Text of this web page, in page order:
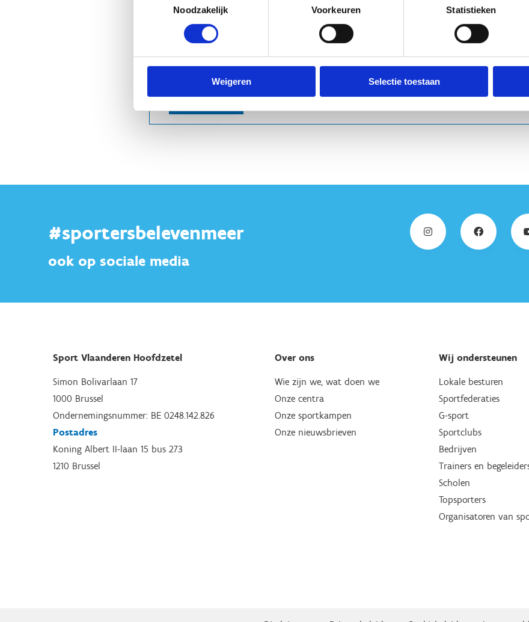
Noodzakelijk
Voorkeuren Statistieken
Weigeren Selectie toestaan
Ja, ik geef toestemming om mijn gegevens te bewaren en verwerken.
#sportersbelevenmeer
ook op sociale media
Sport Vlaanderen Hoofdzetel
Simon Bolivarlaan 17
1000 Brussel
Ondernemingsnummer: BE 0248.142.826
Postadres
Koning Albert II-laan 15 bus 273
1210 Brussel
Over ons
Wie zijn we, wat doen we
Onze centra
Onze sportkampen
Onze nieuwsbrieven
Wij ondersteunen
Lokale besturen
Sportfederaties
G-sport
Sportclubs
Bedrijven
Trainers en
Scholen
Topsporters
Organisatoren van